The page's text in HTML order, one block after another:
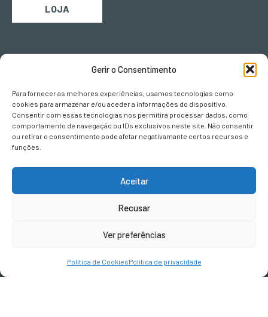
Gerir o Consentimento
Para fornecer as melhores experiências, usamos tecnologias como
cookies para armazenar e/ou aceder a informações do dispositivo.
Consentir com essas tecnologias nos permitirá processar dados, como
comportamento de navegação ou IDs exclusivos neste site. Não consentir
ou retirar o consentimento pode afetar negativamante certos recursos e
funções.
Aceitar
Recusar
Ver preferências
Política de CookiesPolítica de privacidade
LOJA
Lote L II, Fracção B
5000-063
Vila Real
CONTACTOS
geral@terravivadesign.pt